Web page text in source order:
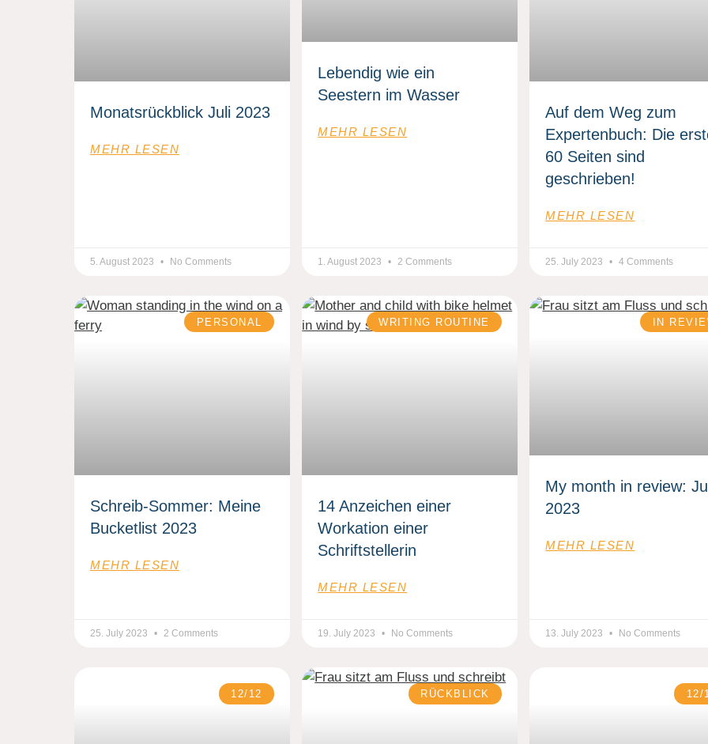
Monatsrückblick Juli 2023
MEHR LESEN
5. August 2023 No Comments
Lebendig wie ein
Seestern im Wasser
MEHR LESEN
1. August 2023 2 Comments
Auf dem Weg zum
Expertenbuch: Die
60 Seiten sind
geschrieben!
MEHR LESEN
25. July 2023 4 Comments
PERSONAL
Schreib-Sommer: Meine
Bucketlist 2023
MEHR LESEN
25. July 2023 2 Comments
WRITING ROUTINE
14 Anzeichen einer
Workation einer
Schriftstellerin
MEHR LESEN
19. July 2023 No Comments
IN
My month in review:
2023
MEHR LESEN
13. July 2023 No Comments
12/12 RÜCKBLICK 12/